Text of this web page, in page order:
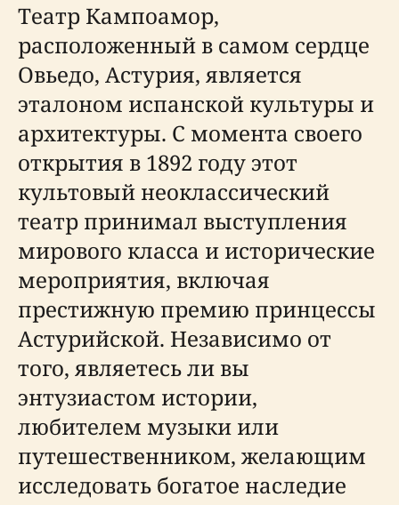
Театр Кампоамор,
расположенный в самом сердце
Овьедо, Астурия, является
эталоном испанской культуры и
архитектуры. С момента своего
открытия в 1892 году этот
культовый неоклассический
театр принимал выступления
мирового класса и исторические
мероприятия, включая
престижную премию принцессы
Астурийской. Независимо от
того, являетесь ли вы
энтузиастом истории,
любителем музыки или
путешественником, желающим
исследовать богатое наследие